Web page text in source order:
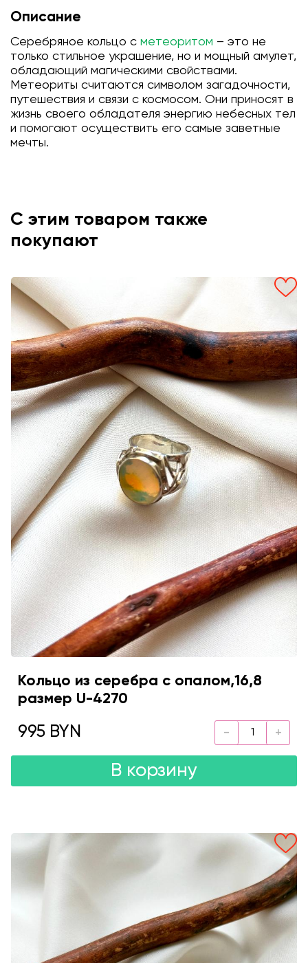
Описание
Серебряное кольцо с метеоритом – это не
только стильное украшение, но и мощный амулет,
обладающий магическими свойствами.
Метеориты считаются символом загадочности,
путешествия и связи с космосом. Они приносят в
жизнь своего обладателя энергию небесных тел
и помогают осуществить его самые заветные
мечты.
С этим товаром также
покупают
Кольцо из серебра с опалом,16,8
размер U-4270
995 BYN
В корзину